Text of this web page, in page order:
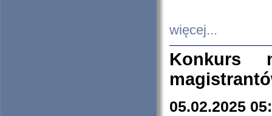
więcej...
Konkurs
05.02.2025